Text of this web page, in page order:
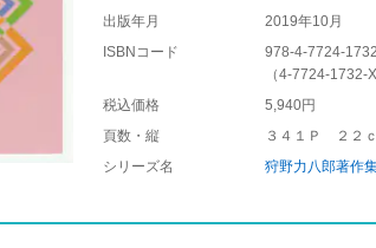
出版年月
2019年10月
ISBNコード
978-4-7724-
（4-7724-1732-X
税込価格
5,940円
頁数・縦
３４１Ｐ ２２
シリーズ名
狩野力八郎著作